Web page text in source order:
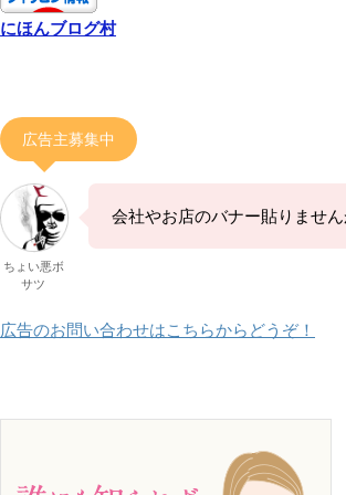
にほんブログ村
広告主募集中
ちょい悪ボ
サツ
会社やお店のバナー貼りませ
広告のお問い合わせはこちらからどうぞ！